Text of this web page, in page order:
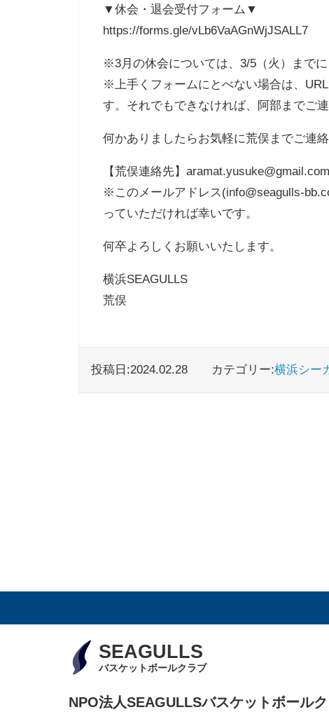
▼休会・退会受付フォーム▼
https://forms.gle/vLb6VaAGnWjJSALL7
※3月の休会については、3/5（火）までに
※上手くフォームにとべない場合は、
す。それでもできなければ、阿部までご連
何かありましたらお気軽に荒俣までご連絡
【荒俣連絡先】aramat.yusuke@gmail.com
※このメールアドレス(info@seagulls-
っていただければ幸いです。
何卒よろしくお願いいたします。
横浜SEAGULLS
荒俣
投稿日:2024.02.28 カテゴリー:横浜シー
SEAGULLS
バスケットボールクラブ
NPO法人SEAGULLSバスケットボール